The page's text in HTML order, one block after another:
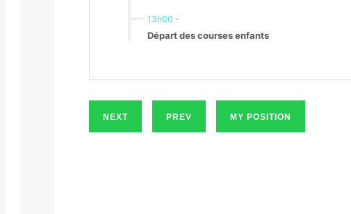
13h00 -
Départ des courses enfants
NEXT PREV MY POSITION